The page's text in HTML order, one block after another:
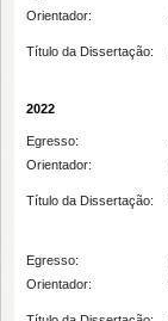
Orientador:
Título da Dissertação:
2022
Egresso:
Orientador:
Título da Dissertação:
Egresso:
Orientador: